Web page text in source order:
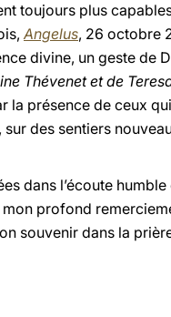
toujours plus
Angelus, 26 octobre
divine, un geste de
Thévenet et de
présence de ceux
sur des sentiers
dans l’écoute
profond
souvenir dans la